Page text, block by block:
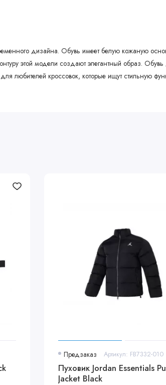
дизайна. Обувь имеет белую кожаную
этой модели создают элегантный образ.
любителей кроссовок, которые ищут стильную
Предзаказ Артикул: FB7332-010
Пуховик Jordan Essentials
Jacket Black